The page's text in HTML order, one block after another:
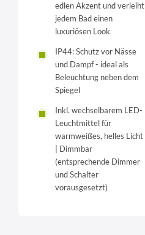
edlen Akzent und verleiht
jedem Bad einen
luxuriösen Look
IP44: Schutz vor Nässe
und Dampf - ideal als
Beleuchtung neben dem
Spiegel
Inkl. wechselbarem LED-
Leuchtmittel für
warmweißes, helles Licht
| Dimmbar
(entsprechende Dimmer
und Schalter
vorausgesetzt)